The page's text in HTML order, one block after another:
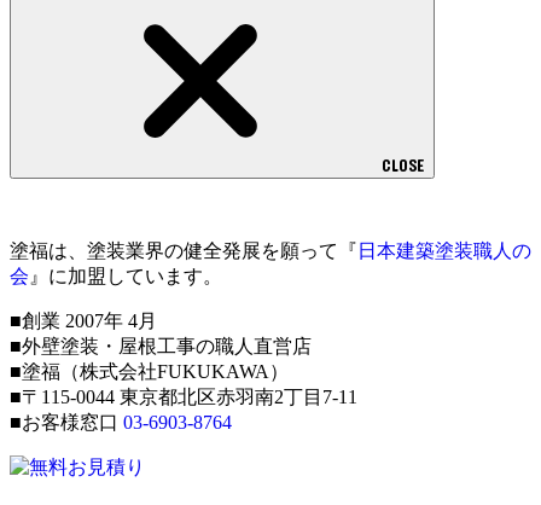
CLOSE
塗福は、塗装業界の健全発展を願って『 日本建築塗装職人の
会 』に加盟しています。
■創業 2007年 4月
■外壁塗装・屋根工事の職人直営店
■塗福（株式会社FUKUKAWA）
■〒115-0044 東京都北区赤羽南2丁目7-11
■お客様窓口 03-6903-8764